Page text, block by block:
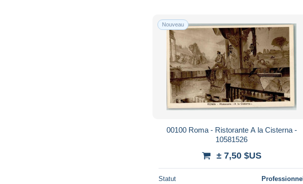
Nouveau
00100 Roma - Ristorante A la Cisterna -
10581526
± 7,50 $US
Statut Professionnel